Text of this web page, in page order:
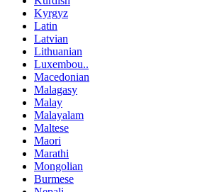
Kyrgyz
Latin
Latvian
Lithuanian
Luxembou..
Macedonian
Malagasy
Malay
Malayalam
Maltese
Maori
Marathi
Mongolian
Burmese